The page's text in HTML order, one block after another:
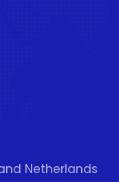
Netherlands